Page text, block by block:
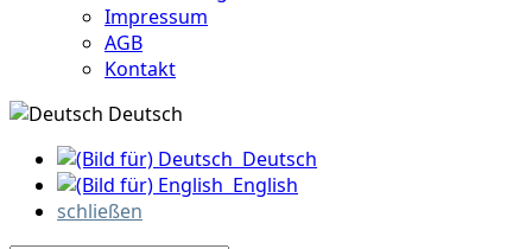
Impressum
AGB
Kontakt
Deutsch
Deutsch
English
schließen